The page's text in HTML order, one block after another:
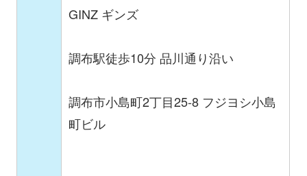
GINZ ギンズ
調布駅徒歩10分 品川通り沿い
調布市小島町2丁目25-8 フジヨシ小島
町ビル